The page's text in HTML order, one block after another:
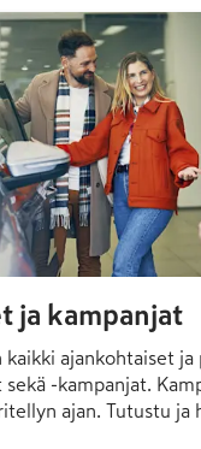
ja kampanjat
kaikki ajankohtaiset ja
-kampanjat.
ajan. Tutustu ja